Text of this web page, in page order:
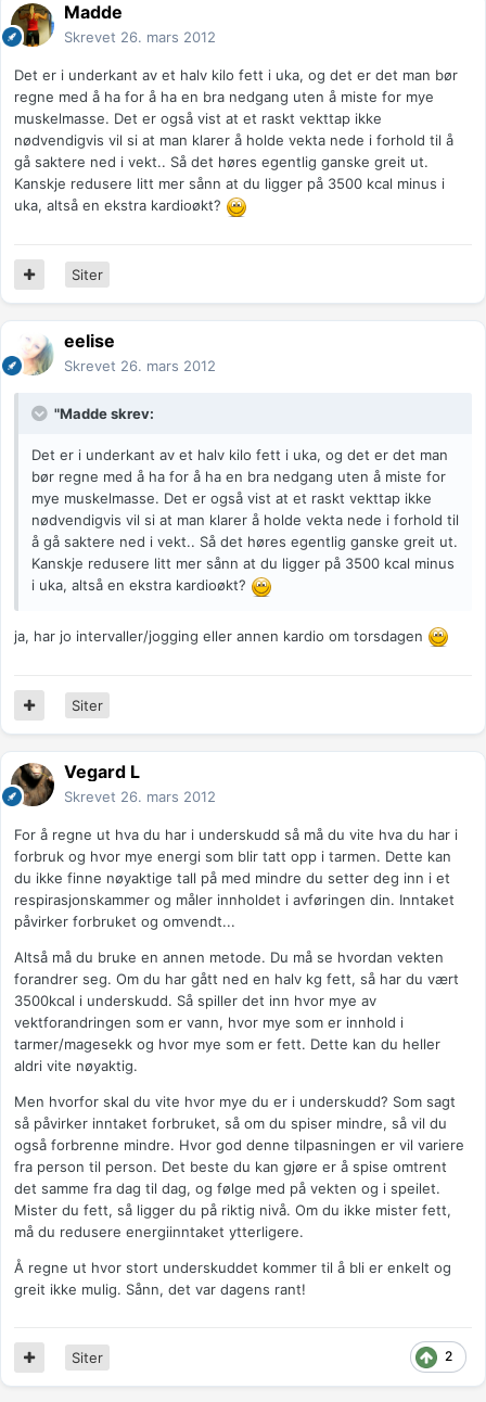
Madde
Skrevet 26. mars 2012
Det er i underkant av et halv kilo fett i uka, og det er det man bør
regne med å ha for å ha en bra nedgang uten å miste for mye
muskelmasse. Det er også vist at et raskt vekttap ikke
nødvendigvis vil si at man klarer å holde vekta nede i forhold til å
gå saktere ned i vekt.. Så det høres egentlig ganske greit ut.
Kanskje redusere litt mer sånn at du ligger på 3500 kcal minus i
uka, altså en ekstra kardioøkt?
Siter
eelise
Skrevet 26. mars 2012
"Madde skrev:
Det er i underkant av et halv kilo fett i uka, og det er det man
bør regne med å ha for å ha en bra nedgang uten å miste for
mye muskelmasse. Det er også vist at et raskt vekttap ikke
nødvendigvis vil si at man klarer å holde vekta nede i forhold til
å gå saktere ned i vekt.. Så det høres egentlig ganske greit ut.
Kanskje redusere litt mer sånn at du ligger på 3500 kcal minus
i uka, altså en ekstra kardioøkt?
ja, har jo intervaller/jogging eller annen kardio om torsdagen
Siter
Vegard L
Skrevet 26. mars 2012
For å regne ut hva du har i underskudd så må du vite hva du har i
forbruk og hvor mye energi som blir tatt opp i tarmen. Dette kan
du ikke finne nøyaktige tall på med mindre du setter deg inn i et
respirasjonskammer og måler innholdet i avføringen din. Inntaket
påvirker forbruket og omvendt...
Altså må du bruke en annen metode. Du må se hvordan vekten
forandrer seg. Om du har gått ned en halv kg fett, så har du vært
3500kcal i underskudd. Så spiller det inn hvor mye av
vektforandringen som er vann, hvor mye som er innhold i
tarmer/magesekk og hvor mye som er fett. Dette kan du heller
aldri vite nøyaktig.
Men hvorfor skal du vite hvor mye du er i underskudd? Som sagt
så påvirker inntaket forbruket, så om du spiser mindre, så vil du
også forbrenne mindre. Hvor god denne tilpasningen er vil variere
fra person til person. Det beste du kan gjøre er å spise omtrent
det samme fra dag til dag, og følge med på vekten og i speilet.
Mister du fett, så ligger du på riktig nivå. Om du ikke mister fett,
må du redusere energiinntaket ytterligere.
Å regne ut hvor stort underskuddet kommer til å bli er enkelt og
greit ikke mulig. Sånn, det var dagens rant!
2
Siter